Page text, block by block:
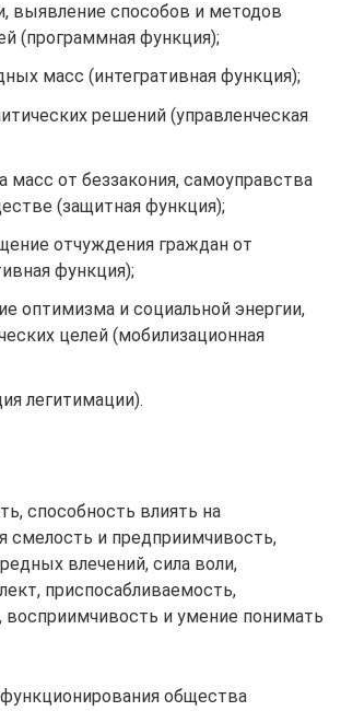
выявление спосо­бов и методов
(про­граммная функция);
масс (интегративная функция);
решений (уп­равленческая
от беззакония, самоуправства
(защитная функция);
отчуждения граждан от
функция);
оптимизма и социальной энергии,
целей (мобилизационная
легитима­ции).
способность влиять на
смелость и предприимчивость,
влечений, сила воли,
приспосабливаемость,
восприим­чивость и умение понимать
общества